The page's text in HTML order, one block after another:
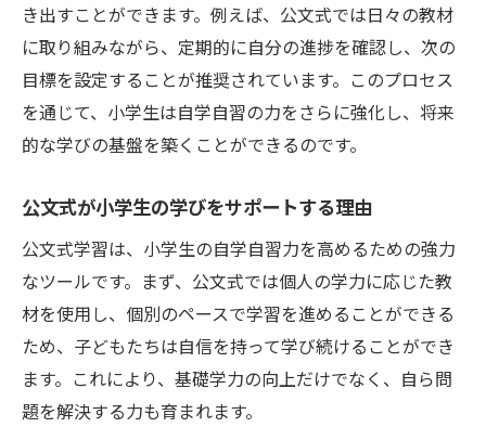
き出すことができます。例えば、公文式では日々の教材
に取り組みながら、定期的に自分の進捗を確認し、次の
目標を設定することが推奨されています。このプロセス
を通じて、小学生は自学自習の力をさらに強化し、将来
的な学びの基盤を築くことができるのです。
公文式が小学生の学びをサポートする理由
公文式学習は、小学生の自学自習力を高めるための強力
なツールです。まず、公文式では個人の学力に応じた教
材を使用し、個別のペースで学習を進めることができる
ため、子どもたちは自信を持って学び続けることができ
ます。これにより、基礎学力の向上だけでなく、自ら問
題を解決する力も育まれます。